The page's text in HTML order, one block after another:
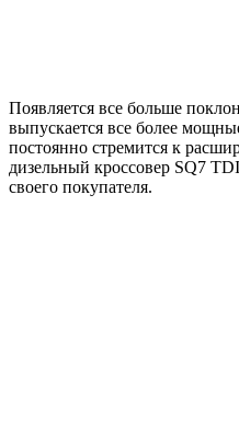
Появляется все больше
выпускается все более
постоянно стремится к
дизельный кроссовер SQ7
своего покупателя.